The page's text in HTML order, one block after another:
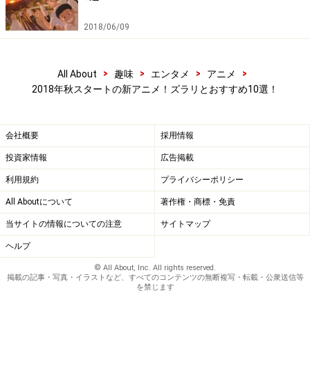
『Thunderbolt Fantasy 東離劍遊紀2』
『Thunderbolt Fantasy 東離劍遊紀2』（画像はAmazonよ
り：http://amzn.asia/d/7PqULD9)
『Thunderbolt Fantasy 東離劍遊紀』はアニメはアニメで
も人形アニメです。昨今の日本ではＥテレ以外で見かけ
ることもありませんが、台湾では現在も霹靂布袋劇とい
う現代的なアレンジの施された人形劇が放送されていま
2018/06/09
All About > 趣味 > エンタメ > アニメ
>
2018年秋スタートの新アニメ！ズラリとおすすめ10選！
会社概要 採用情報
投資家情報 広告掲載
利用規約 プライバシーポリシー
All Aboutについて 著作権・商標・免責
当サイトの情報についての注意 サイトマップ
ヘルプ
© All About, Inc. All rights reserved.
掲載の記事・写真・イラストなど、すべてのコンテンツの無断複写・転載・公衆送信等
を禁じます